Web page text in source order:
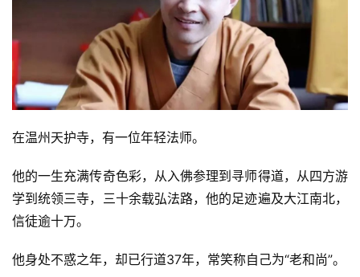
​在温州天护寺，有一位年轻法师。
他的一生充满传奇色彩，从入佛参理到寻师得道，从四方游
学到统领三寺，三十余载弘法路，他的足迹遍及大江南北，
信徒逾十万。
他身处不惑之年，却已行道37年，常笑称自己为“老和尚”。